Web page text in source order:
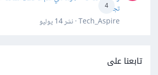
4
تجنبها؟
Tech_Aspire · نشر
14 يوليو
تابعنا على